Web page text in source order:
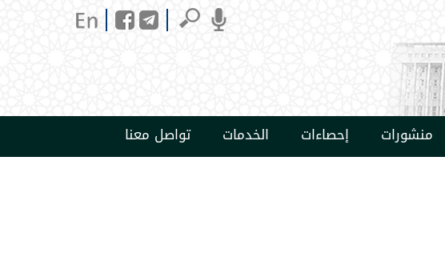
منشورات إحصاءات الخدمات تواصل معنا